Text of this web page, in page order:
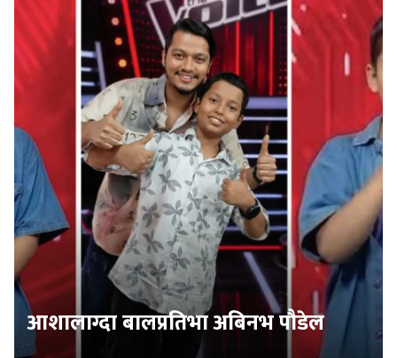
आशालाग्दा बालप्रतिभा अबिनभ पौडेल